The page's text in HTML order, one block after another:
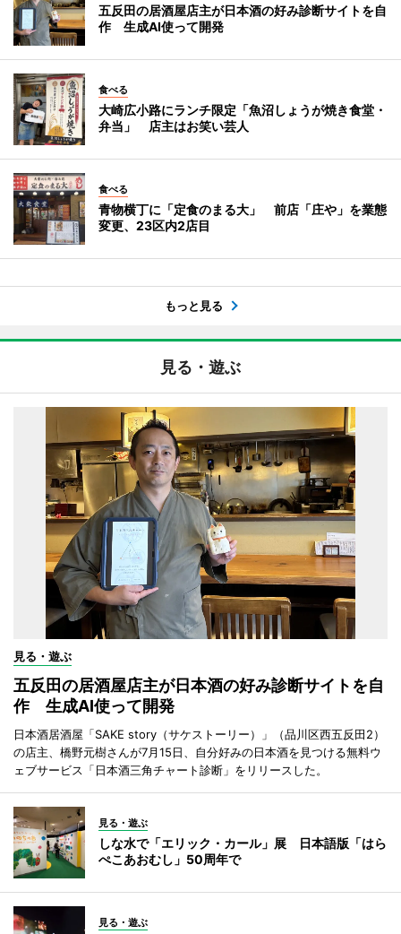
五反田の居酒屋店主が日本酒の好み診断サイトを自
作 生成AI使って開発
食べる
大崎広小路にランチ限定「魚沼しょうが焼き食堂・
弁当」 店主はお笑い芸人
食べる
青物横丁に「定食のまる大」 前店「庄や」を業態
変更、23区内2店目
もっと見る
見る・遊ぶ
見る・遊ぶ
五反田の居酒屋店主が日本酒の好み診断サイトを自
作 生成AI使って開発
日本酒居酒屋「SAKE story（サケストーリー）」（品川区西五反田2）
の店主、橋野元樹さんが7月15日、自分好みの日本酒を見つける無料ウ
ェブサービス「日本酒三角チャート診断」をリリースした。
見る・遊ぶ
しな水で「エリック・カール」展 日本語版「はら
ぺこあおむし」50周年で
見る・遊ぶ